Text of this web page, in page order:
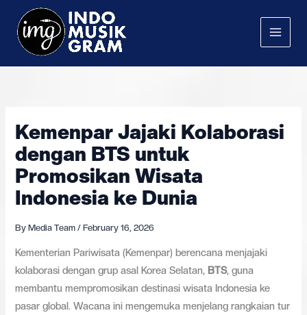
content
Kemenpar Jajaki Kolaborasi
dengan BTS untuk
Promosikan Wisata
Indonesia ke Dunia
ByMedia Team/February 16, 2026
Kementerian Pariwisata (Kemenpar) berencana menjajaki
kolaborasi dengan grup asal Korea Selatan, BTS, guna
membantu mempromosikan destinasi wisata Indonesia ke
pasar global. Wacana ini mengemuka menjelang rangkaian tur